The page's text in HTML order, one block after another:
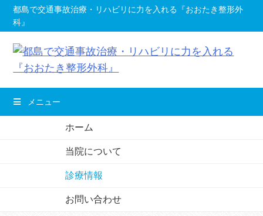
へ
都島で交通事故治療・リハビリに力を入れる『おおたき整形外
科』
メニュー
ホーム
当院について
診療情報
お問い合わせ